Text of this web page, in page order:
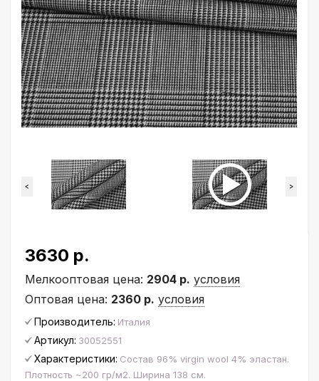
< >
3630 р.
Мелкооптовая цена: 2904 р. условия
Оптовая цена: 2360 р. условия
Производитель: Италия
Артикул: 30052551
Характеристики: Состав 96% virgin wool 4% эластан.
Плотность ~200 гр/м2. Ширина 138 см.